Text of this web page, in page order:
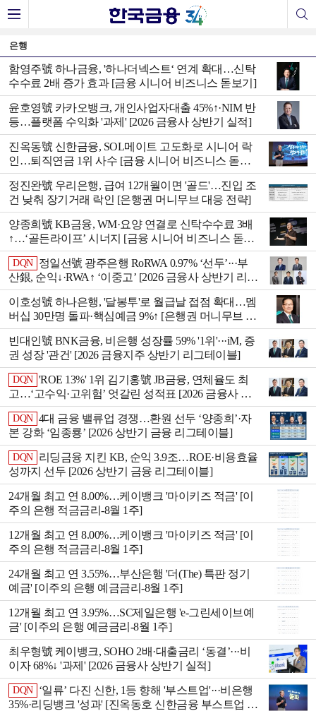
은행
함영주號 하나금융, '하나더넥스트‘ 연계 확대…신탁
수수료 2배 증가 효과 [금융 시니어 비즈니스 돋보기]
윤호영號 카카오뱅크, 개인사업자대출 45%↑·NIM 반
등…플랫폼 수익화 '과제' [2026 금융사 상반기 실적]
진옥동號 신한금융, SOL메이트 고도화로 시니어 락
인…퇴직연금 1위 사수 [금융 시니어 비즈니스 돋보
기]
정진완號 우리은행, 급여 12개월이면 '골드'…진입 조
건 낮춰 장기거래 락인 [은행권 머니무브 대응 전략]
양종희號 KB금융, WM·요양 연결로 신탁수수료 3배
↑…‘골든라이프’ 시너지 [금융 시니어 비즈니스 돋보
기]
DQN
정일선號 광주은행 RoRWA 0.97% ‘선두’···부
산銀, 순익↓·RWA↑ ‘이중고’ [2026 금융사 상반기 리그
테이블]
이호성號 하나은행, '달봉투'로 월급날 접점 확대…멤
버십 30만명 돌파·핵심예금 9%↑ [은행권 머니무브 대
응 전략]
빈대인號 BNK금융, 비은행 성장률 59% '1위'···iM, 증
권 성장 '관건' [2026 금융지주 상반기 리그테이블]
DQN 'ROE 13%' 1위 김기홍號 JB금융, 연체율도 최
고…‘고수익·고위험’ 엇갈린 성적표 [2026 금융사 상
반기 리그테이블]
DQN 4대 금융 밸류업 경쟁…환원 선두 ‘양종희ʼ·자
본 강화 ‘임종룡ʼ [2026 상반기 금융 리그테이블]
DQN
리딩금융 지킨 KB, 순익 3.9조…ROE·비용효율
성까지 선두 [2026 상반기 금융 리그테이블]
24개월 최고 연 8.00%…케이뱅크 '마이키즈 적금' [이
주의 은행 적금금리-8월 1주]
12개월 최고 연 8.00%…케이뱅크 '마이키즈 적금' [이
주의 은행 적금금리-8월 1주]
24개월 최고 연 3.55%…부산은행 '더(The) 특판 정기
예금' [이주의 은행 예금금리-8월 1주]
12개월 최고 연 3.95%…SC제일은행 'e-그린세이브예
금' [이주의 은행 예금금리-8월 1주]
최우형號 케이뱅크, SOHO 2배·대출금리 ‘동결’···비
이자 68%↓ '과제' [2026 금융사 상반기 실적]
DQN
‘일류’ 다진 신한, 1등 향해 '부스트업'···비은행
35%·리딩뱅크 '성과' [진옥동호 신한금융 부스트업 점